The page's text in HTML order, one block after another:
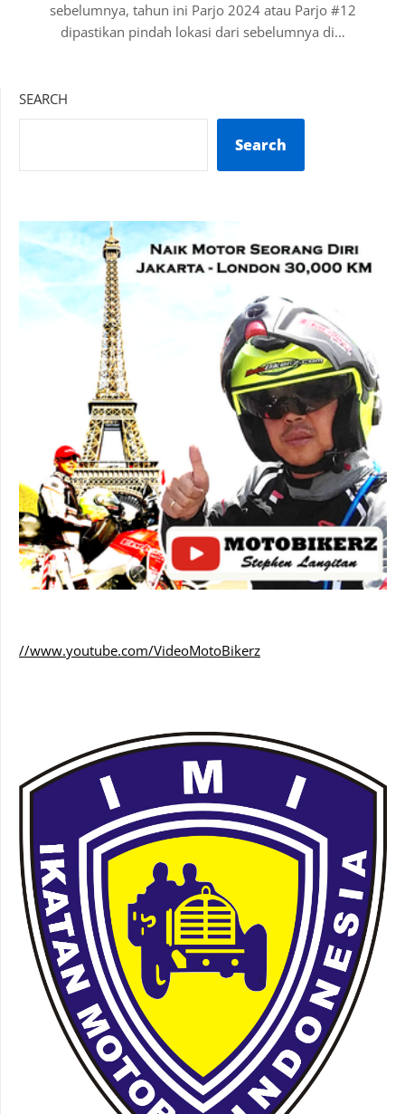
sebelumnya, tahun ini Parjo 2024 atau Parjo #12
dipastikan pindah lokasi dari sebelumnya di…
SEARCH
Search
//www.youtube.com/VideoMotoBikerz